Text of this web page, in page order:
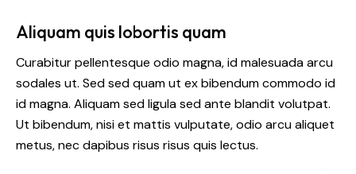
Aliquam quis lobortis quam
Curabitur pellentesque odio magna, id malesuada arcu
sodales ut. Sed sed quam ut ex bibendum commodo id
id magna. Aliquam sed ligula sed ante blandit volutpat.
Ut bibendum, nisi et mattis vulputate, odio arcu aliquet
metus, nec dapibus risus risus quis lectus.